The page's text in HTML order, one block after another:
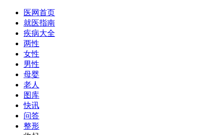
医网首页
就医指南
疾病大全
两性
女性
男性
母婴
老人
图库
快讯
问答
整形